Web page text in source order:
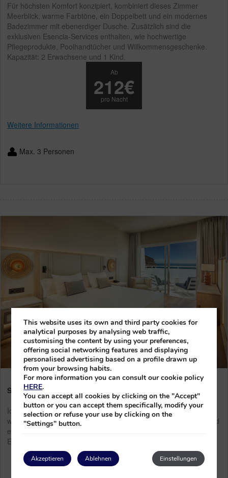
Für höchsten Komfort konzipiert, kombiniert dieses Zimmer
Meerblick, warme Farbtöne, ein Doppelbett und ein modernes
Badezimmer mit ebenerdiger Dusche. Zusätzlich sind die
exklusiven Esencia-Services enthalten, wie hochwertige
Pflegeprodukte, Poolhandtücher und Willkommensgeschenke.
Kapazität: 2 Erwachsene und 1 Kind.
Ab
212€
pro Nacht
Weitere Informationen
Max. 3 Personen
Standard-Einzelzimmer Esencia
Ideal für Alleinreisende, die sich mehr Komfort und Design
wünschen. Dieses Zimmer bietet Esencia-Services, Meerblick und
ein modernes Bad mit ebenerdiger Dusche. Perfekt, um Ruhe,
Exklusivität und Funktionalität zu verbinden.
Ab
128€
This website uses its own and third party cookies for
analytical purposes by analysing web traffic,
customising the content by using your preferences,
offering social networking features and displaying
personalised advertising based on a profile drawn up
from your browsing habits.
For more information you can consult our cookie policy
HERE.
You can accept all cookies by clicking on the "Accept"
button or you can accept them specifically, modify your
selection or refuse your use by clicking on the
"Settings" button.
Akzeptieren Einstellungen
Ablehnen